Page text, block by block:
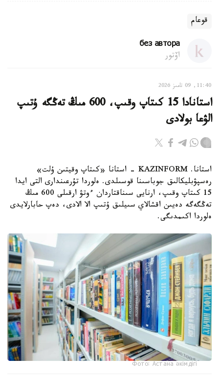
قوعام
без автора
اۆتور
11:40, 09 تامىز 2026
استانادا 15 كىتاپ وقىپ، 600 مىڭ تەڭگە ۇتىپ
الۋعا بولادى
استانا. KAZINFORM - استانا «كىتاپ وقيتىن ۇلت»
رەسپۋبليكالىق جوباسىنا قوسىلدى. ەلوردا تۇرعىندارى التى ايدا
15 كىتاپ وقىپ، ارنايى سىناقتاردان ءوتۋ ارقىلى 600 مىڭ
تەڭگەگە دەيىن اقشالاي سىيلىق ۇتىپ الا الادى، دەپ حابارلايدى
ەلوردا اكىمدىگى.
Фото: Астана әкімдігі